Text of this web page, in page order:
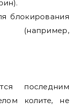
блокирования
(например,
последним
колите, не